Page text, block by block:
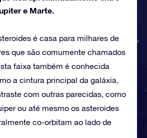
e Marte.
é casa para milhares de
que são comumente chamados
faixa também é conhecida
a cintura principal da galáxia,
com outras parecidas, como
ou até mesmo os asteroides
co-orbitam ao lado de